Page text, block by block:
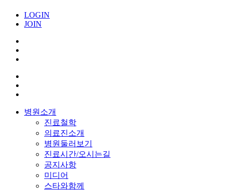
LOGIN
JOIN
병원소개
진료철학
의료진소개
병원둘러보기
진료시간/오시는길
공지사항
미디어
스타와함께